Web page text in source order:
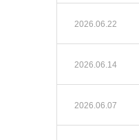
2026.06.22
2026.06.14
2026.06.07